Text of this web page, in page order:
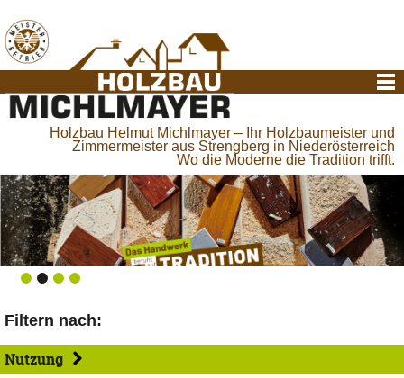
Holzbau Helmut Michlmayer – Ihr Holzbaumeister und
Zimmermeister aus Strengberg in Niederösterreich
Wo die Moderne die Tradition trifft.
Filtern nach:
Nutzung